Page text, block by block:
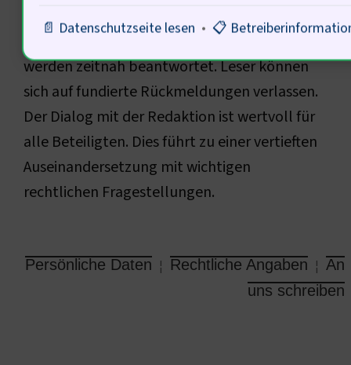
einen Fokus auf die spezifischen Inhalte der
Domain. Fragen zu Artikeln oder Themen
werden zeitnah beantwortet. Leser können
sich auf fundierte Rückmeldungen verlassen.
Der Dialog mit der Redaktion ist wertvoll für
alle Beteiligten. Dies führt zu einer vertieften
Auseinandersetzung mit wichtigen
rechtlichen Fragestellungen.
Persönliche Daten ¦ Rechtliche Angaben ¦ An
uns schreiben
📄 Datenschutzseite lesen • 📋